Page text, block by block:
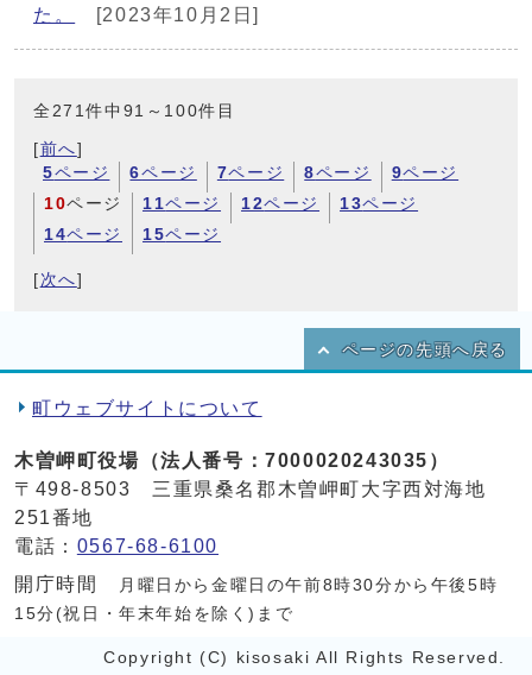
た。
[2023年10月2日]
全271件中91～100件目
[前へ]
5ページ 6ページ 7ページ 8ページ 9ページ
10ページ 11ページ 12ページ 13ページ
14ページ 15ページ
[ 次へ]
ページの先頭へ戻る
町ウェブサイトについて
木曽岬町役場（法人番号：7000020243035）
〒498-8503 三重県桑名郡木曽岬町大字西対海地
251番地
電話： 0567-68-6100
開庁時間
月曜日から金曜日の午前8時30分から午後5時
15分(祝日・年末年始を除く)まで
Copyright (C) kisosaki All Rights Reserved.